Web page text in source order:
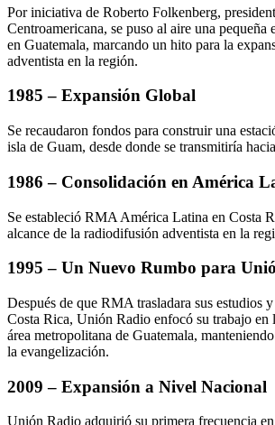
Por iniciativa de Roberto Folkenberg,
Centroamericana, se puso al aire una pequeña
en Guatemala, marcando un hito para la
adventista en la región.
1985 – Expansión Global
Se recaudaron fondos para construir una
isla de Guam, desde donde se transmitiría
1986 – Consolidación en América
Se estableció RMA América Latina en Costa
alcance de la radiodifusión adventista en la
1995 – Un Nuevo Rumbo para
Después de que RMA trasladara sus estudios
Costa Rica, Unión Radio enfocó su trabajo en
área metropolitana de Guatemala,
la evangelización.
2009 – Expansión a Nivel Nacional
Unión Radio adquirió su primera frecuencia